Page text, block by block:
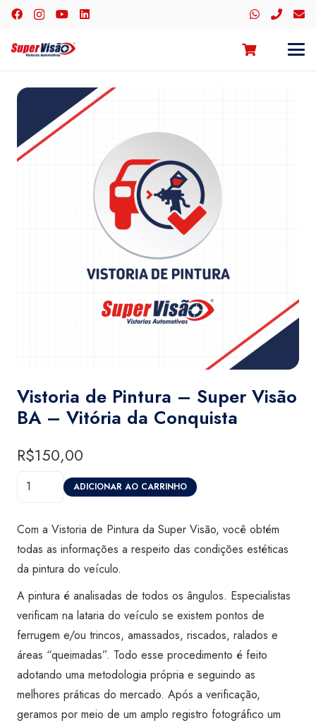
Vistoria de Pintura – Super Visão
BA – Vitória da Conquista
R$150,00
Vistoria
Super
Visão
BA
–
Vitória
da
Conquista
quantidade
ADICIONAR AO CARRINHO
Com a Vistoria de Pintura da Super Visão, você obtém
todas as informações a respeito das condições estéticas
da pintura do veículo.
A pintura é analisadas de todos os ângulos. Especialistas
verificam na lataria do veículo se existem pontos de
ferrugem e/ou trincos, amassados, riscados, ralados e
áreas “queimadas”. Todo esse procedimento é feito
adotando uma metodologia própria e seguindo as
melhores práticas do mercado. Após a verificação,
geramos por meio de um amplo registro fotográfico um